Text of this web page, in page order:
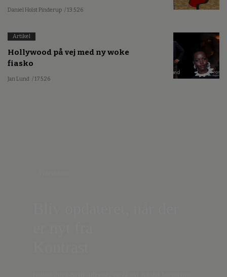
Daniel Holst Pinderup / 13.5.26
Artikel
Hollywood på vej med ny woke
fiasko
Jan Lund / 17.5.26